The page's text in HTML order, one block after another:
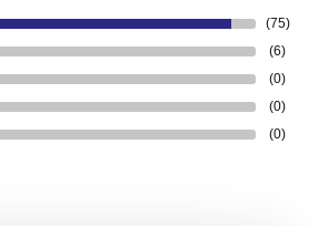
(75)
(6)
(0)
(0)
(0)